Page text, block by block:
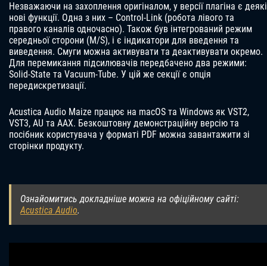
Незважаючи на захоплення оригіналом, у версії плагіна є деякі
нові функції. Одна з них – Control-Link (робота лівого та
правого каналів одночасно). Також був інтегрований режим
середньої сторони (M/S), і є індикатори для введення та
виведення. Смуги можна активувати та деактивувати окремо.
Для перемикання підсилювачів передбачено два режими:
Solid-State та Vacuum-Tube. У цій же секції є опція
передискретизації.
Acustica Audio Maize працює на macOS та Windows як VST2,
VST3, AU та AAX. Безкоштовну демонстраційну версію та
посібник користувача у форматі PDF можна завантажити зі
сторінки продукту.
Ознайомитись докладніше можна на офіційному сайті:
Acustica Audio.